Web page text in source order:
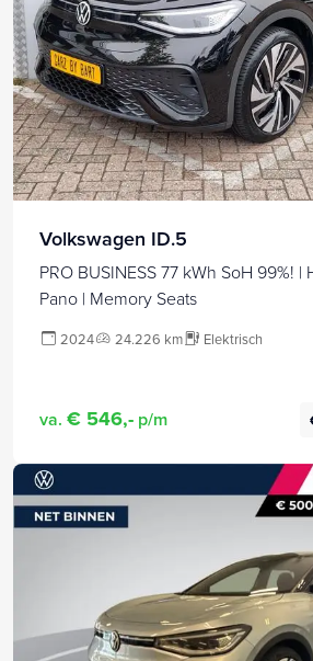
Volkswagen ID.5
PRO BUSINESS 77 kWh SoH 99%! |
Pano | Memory Seats
2024 24.226 km Elektrisch
va. € 546,- p/m